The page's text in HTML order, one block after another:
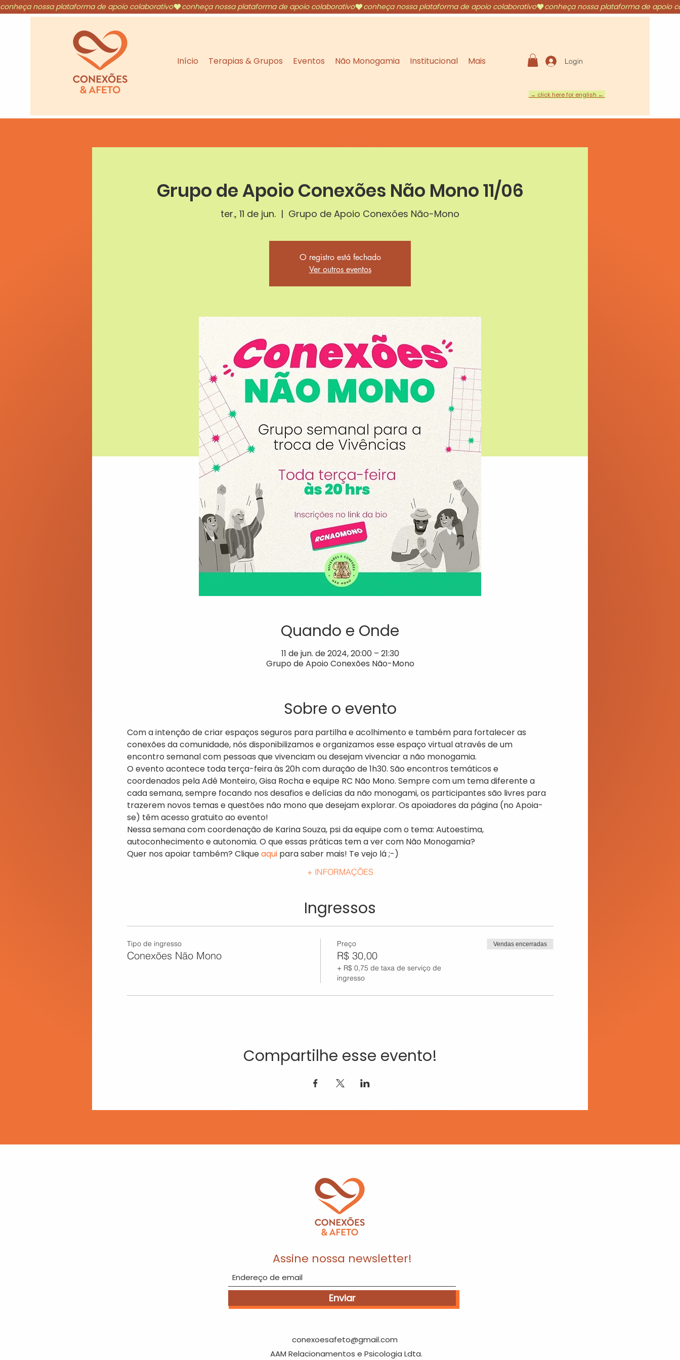
conheça nossa plataforma de apoio colaborativo
→ click here for english ←
Início Terapias & Grupos Eventos Não Monogamia Institucional Mais Login
Grupo de Apoio Conexões Não Mono 11/06
ter., 11 de jun.
  |
Grupo de Apoio Conexões Não-Mono
O registro está fechado
Ver outros eventos
Quando e Onde
11 de jun. de 2024, 20:00 – 21:30
Grupo de Apoio Conexões Não-Mono
Sobre o evento
Com a intenção de criar espaços seguros para partilha e acolhimento e também para fortalecer as
conexões da comunidade, nós disponibilizamos e organizamos esse espaço virtual através de um
encontro semanal com pessoas que vivenciam ou desejam vivenciar a não monogamia.
O evento acontece toda terça-feira às 20h com duração de 1h30. São encontros temáticos e
coordenados pela Adê Monteiro, Gisa Rocha e equipe RC Não Mono. Sempre com um tema diferente a
cada semana, sempre focando nos desafios e delícias da não monogami, os participantes são livres para
trazerem novos temas e questões não mono que desejam explorar. Os apoiadores da página (no Apoia-
se) têm acesso gratuito ao evento!
Nessa semana com coordenação de Karina Souza, psi da equipe com o tema: Autoestima,
autoconhecimento e autonomia. O que essas práticas tem a ver com Não Monogamia?
Quer nos apoiar também? Clique aqui para saber mais! Te vejo lá ;-)
+ INFORMAÇÕES
Ingressos
Tipo de ingresso
Conexões Não Mono
Preço
R$ 30,00
+ R$ 0,75 de taxa de serviço de
ingresso
Vendas encerradas
Compartilhe esse evento!
Assine nossa newsletter!
Enviar
conexoesafeto@gmail.com
AAM Relacionamentos e Psicologia Ldta.